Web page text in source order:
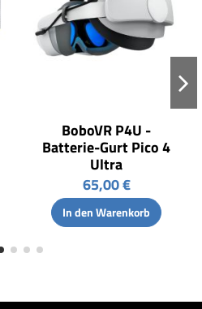
BoboVR P4U -
Batterie-Gurt Pico 4
Ultra
65,00 €
In den Warenkorb